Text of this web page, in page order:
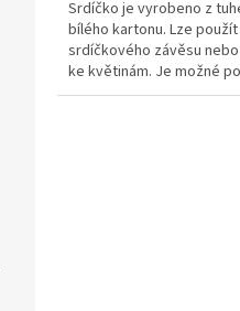
Srdíčko je vyrobeno z
bílého kartonu. Lze
srdíčkového závěsu
ke květinám. Je možné
dozdobit decor...